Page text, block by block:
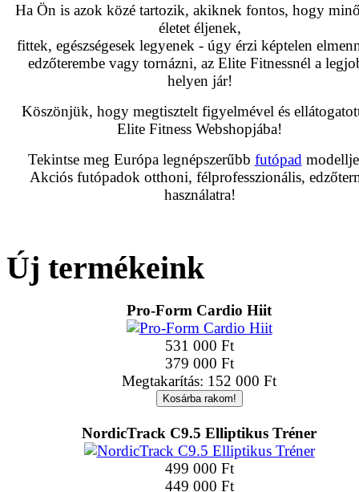
Ha Ön is azok közé tartozik, akiknek fontos, hogy
életet éljenek,
fittek, egészségesek legyenek - úgy érzi képtelen
edzőterembe vagy tornázni, az Elite Fitnessnél a
helyen jár!
Köszönjük, hogy megtisztelt figyelmével és
Elite Fitness Webshopjába!
Tekintse meg Európa legnépszerűbb futópad
Akciós futópadok otthoni, félprofesszionális,
használatra!
Új termékeink
Pro-Form Cardio Hiit
531 000 Ft
379 000 Ft
Megtakarítás: 152 000 Ft
NordicTrack C9.5 Elliptikus Tréner
499 000 Ft
449 000 Ft